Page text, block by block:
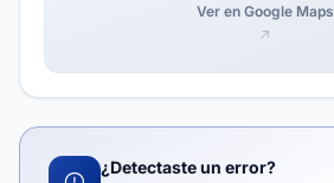
Ver en Google Maps
¿Detectaste un error?